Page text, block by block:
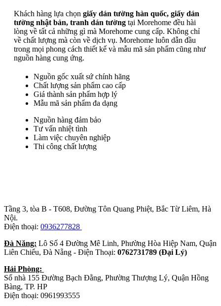
Khách hàng lựa chọn giấy dán tường hàn quốc, giấy dán
tường nhật bản, tranh dán tường tại Morehome đều hài
lòng về tất cả những gì mà Morehome cung cấp. Không chỉ
về chất lượng mà còn về dịch vụ. Morehome luôn dẫn đầu
trong mọi phong cách thiết kế và mẫu mã sản phẩm cũng như
nguồn hàng cung ứng.
Nguồn gốc xuất sứ chính hãng
Chất lượng sản phẩm cao cấp
Giá thành sản phẩm hợp lý
Mẫu mã sản phẩm đa dạng
Nguồn hàng đảm bảo
Tư vấn nhiệt tình
Làm việc chuyên nghiệp
Thi công chất lượng
Tầng 3, tòa B - T608, Đường Tôn Quang Phiệt, Bắc Từ Liêm, Hà
Nội.
Điện thoại: 0936277828
Đà Năng: Lô Số 4 Đường Mê Linh, Phường Hòa Hiệp Nam, Quận
Liên Chiểu, Đà Nẵng - Điện Thoại: 0762731789 (Đại Lý)
Hải Phòng:
Số nhà 155 Đường Bạch Đằng, Phường Thượng Lý, Quận Hồng
Bàng, TP. HP
Điện thoại: 0961993555